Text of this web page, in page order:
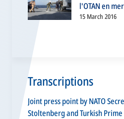
l'OTAN en
15 March 2016
Transcriptions
Joint press point by NATO
Stoltenberg and Turkish